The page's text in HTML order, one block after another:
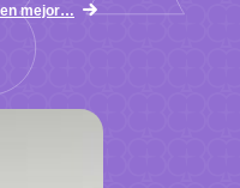
mejor…